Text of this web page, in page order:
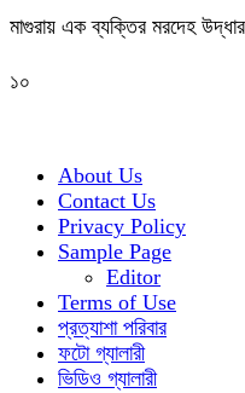
মাগুরায় এক ব্যক্তির মরদেহ
১০
About Us
Contact Us
Privacy Policy
Sample Page
Editor
Terms of Use
প্রত্যাশা পরিবার
ফটো গ্যালারী
ভিডিও গ্যালারী